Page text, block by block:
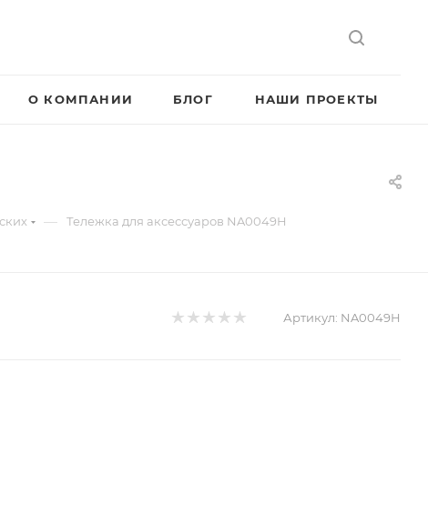
О КОМПАНИИ БЛОГ НАШИ ПРОЕКТЫ
— Тележка для аксессуаров NA0049H
Артикул: NA0049H